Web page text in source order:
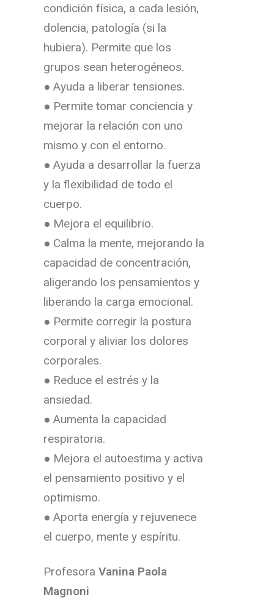
condición física, a cada lesión,
dolencia, patología (si la
hubiera). Permite que los
grupos sean heterogéneos.
● Ayuda a liberar tensiones.
● Permite tomar conciencia y
mejorar la relación con uno
mismo y con el entorno.
● Ayuda a desarrollar la fuerza
y la flexibilidad de todo el
cuerpo.
● Mejora el equilibrio.
● Calma la mente, mejorando la
capacidad de concentración,
aligerando los pensamientos y
liberando la carga emocional.
● Permite corregir la postura
corporal y aliviar los dolores
corporales.
● Reduce el estrés y la
ansiedad.
● Aumenta la capacidad
respiratoria.
● Mejora el autoestima y activa
el pensamiento positivo y el
optimismo.
● Aporta energía y rejuvenece
el cuerpo, mente y espíritu.
Profesora Vanina Paola
Magnoni